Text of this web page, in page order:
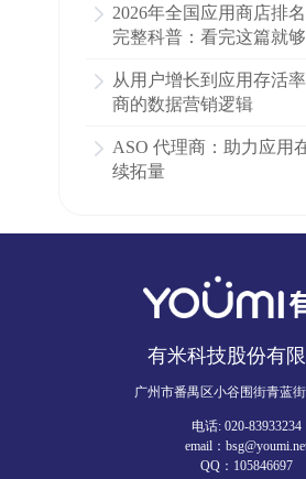
2026年全国应用商店排
完整科普：看完这篇就
从用户增长到应用存活
商的数据营销逻辑
ASO 代理商：助力应用
续拓量
有米科技股份有
广州市番禺区小谷围街青蓝街
电话: 020-83933234
email：
QQ：105846697